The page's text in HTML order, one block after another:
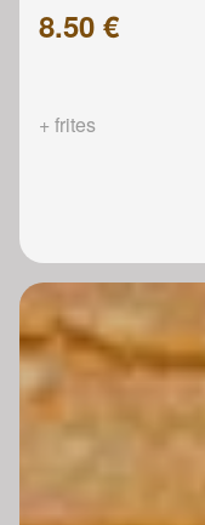
8.50 €
+ frites